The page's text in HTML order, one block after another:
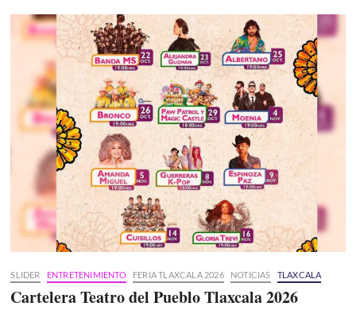
SLIDER ENTRETENIMIENTO FERIA TLAXCALA 2026 NOTICIAS TLAXCALA
Cartelera Teatro del Pueblo Tlaxcala 2026